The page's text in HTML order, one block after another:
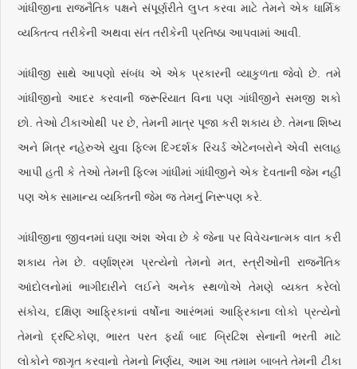
ગાંધીજીના રાજનૈતિક પક્ષને સંપૂર્ણરીતે લુપ્ત કરવા માટે તેમને એક ધાર્મિક
વ્યક્તિત્વ તરીકેની અથવા સંત તરીકેની પ્રતિષ્ઠા આપવામાં આવી.
ગાંધીજી સાથે આપણો સંબંધ એ એક પ્રકારની વ્યાકુળતા જેવો છે. તમે
ગાંધીજીનો આદર કરવાની જરૂરિયાત વિના પણ ગાંધીજીને સમજી શકો
છો. તેઓ ટીકાઓથી પર છે, તેમની માત્ર પૂજા કરી શકાય છે. તેમના શિષ્ય
અને મિત્ર નહેરુએ યુવા ફિલ્મ દિગ્દર્શક રિચર્ડ એટેનબરોને એવી સલાહ
આપી હતી કે તેઓ તેમની ફિલ્મ ગાંધીમાં ગાંધીજીને એક દેવતાની જેમ નહીં
પણ એક સામાન્ય વ્યક્તિની જેમ જ તેમનું નિરૂપણ કરે.
ગાંધીજીના જીવનમાં ઘણા અંશ એવા છે કે જેના પર વિવેચનાત્મક વાત કરી
શકાય તેમ છે. વર્ણાશ્રમ પ્રત્યેનો તેમનો મત, સ્ત્રીઓની રાજનૈતિક
આંદોલનોમાં ભાગીદારીને લઈને અનેક સ્થળોએ તેમણે વ્યક્ત કરેલો
સંકોચ, દક્ષિણ આફ્રિકાનાં વર્ષોના આરંભમાં આફ્રિકાના લોકો પ્રત્યેનો
તેમનો દ્રષ્ટિકોણ, ભારત પરત ફર્યા બાદ બ્રિટિશ સેનાની ભરતી માટે
લોકોને જાગૃત કરવાનો તેમનો નિર્ણય, આમ આ તમામ બાબતે તેમની ટીકા